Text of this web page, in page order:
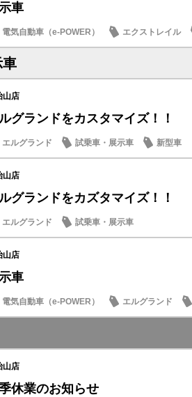
車
電気自動車（e-POWER） エクストレイル
車
山店
グランドをカスタマイズ！
エルグランド 試乗車・展示車 新型車
山店
グランドをカズタマイズ！！
エルグランド 試乗車・展示車
山店
車
電気自動車（e-POWER）
エルグランド
新型車
山店
休業のお知らせ